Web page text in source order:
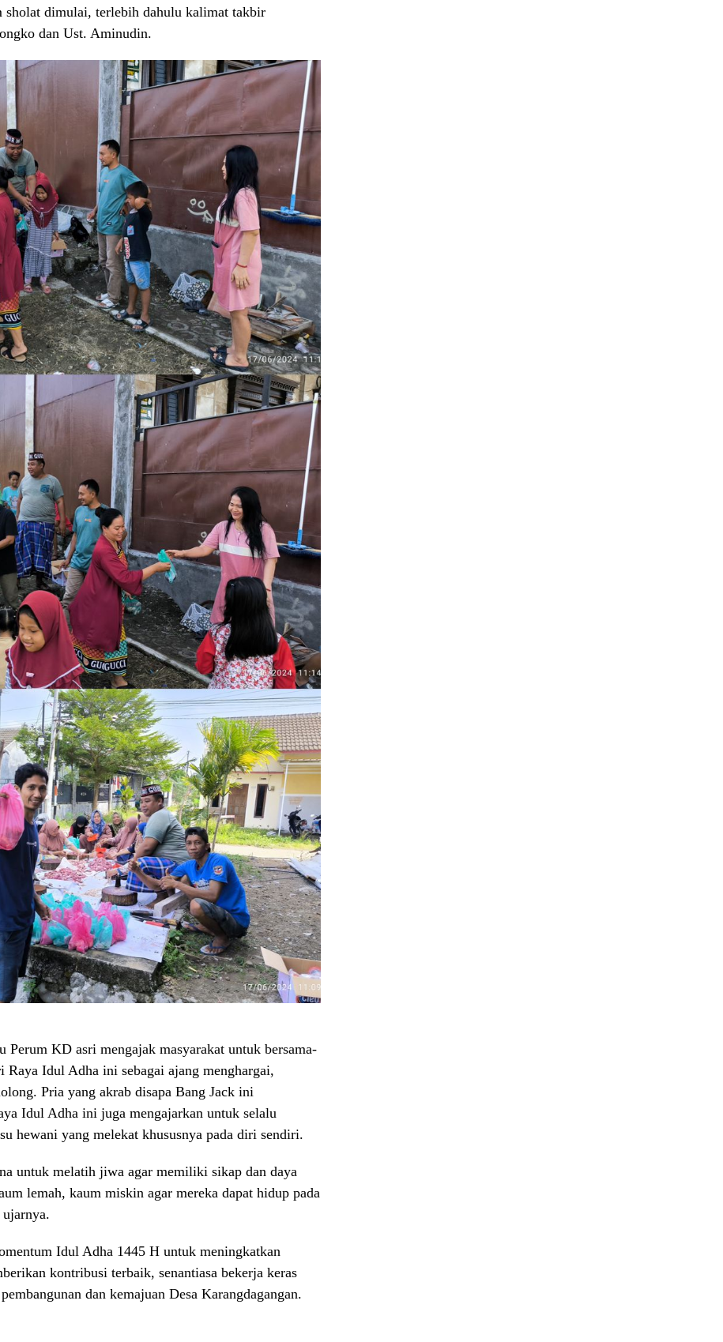
sholat dimulai, terlebih dahulu kalimat takbir
dan Ust. Aminudin.
Perum KD asri mengajak masyarakat untuk bersama-
Raya Idul Adha ini sebagai ajang menghargai,
Pria yang akrab disapa Bang Jack ini
Idul Adha ini juga mengajarkan untuk selalu
hewani yang melekat khususnya pada diri sendiri.
untuk melatih jiwa agar memiliki sikap dan daya
lemah, kaum miskin agar mereka dapat hidup pada
ujarnya.
Idul Adha 1445 H untuk meningkatkan
kontribusi terbaik, senantiasa bekerja keras
dan kemajuan Desa Karangdagangan.